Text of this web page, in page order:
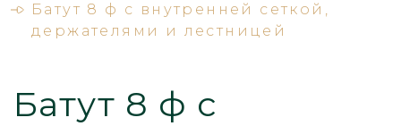
Батут 8 ф с внутренней сеткой,
держателями и лестницей
Батут 8 ф с